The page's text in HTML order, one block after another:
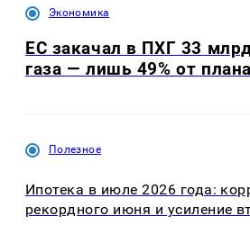
Экономика
ЕС закачал в ПХГ 33
газа — лишь 49% от плана
Полезное
Ипотека в июле 2026 года:
рекордного июня и усиление